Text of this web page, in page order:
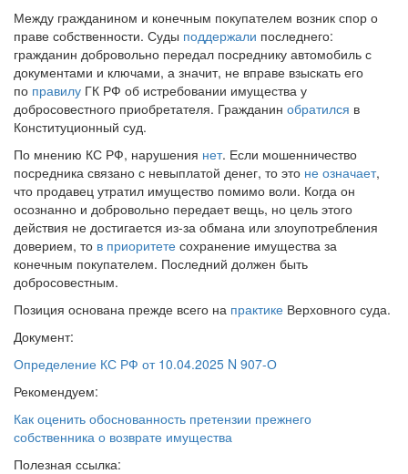
Между гражданином и конечным покупателем возник спор о
праве собственности. Суды поддержали последнего:
гражданин добровольно передал посреднику автомобиль с
документами и ключами, а значит, не вправе взыскать его
по правилу ГК РФ об истребовании имущества у
добросовестного приобретателя. Гражданин обратился в
Конституционный суд.
По мнению КС РФ, нарушения нет. Если мошенничество
посредника связано с невыплатой денег, то это не означает,
что продавец утратил имущество помимо воли. Когда он
осознанно и добровольно передает вещь, но цель этого
действия не достигается из-за обмана или злоупотребления
доверием, то в приоритете сохранение имущества за
конечным покупателем. Последний должен быть
добросовестным.
Позиция основана прежде всего на практике Верховного суда.
Документ:
Определение КС РФ от 10.04.2025 N 907-О
Рекомендуем:
Как оценить обоснованность претензии прежнего
собственника о возврате имущества
Полезная ссылка: